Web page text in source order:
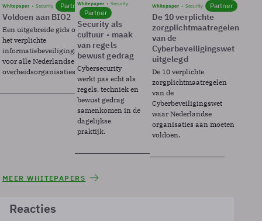
Whitepaper Security Partner
Voldoen aan BIO2
Een uitgebreide gids over BIO2,
het verplichte
informatiebeveiligingsframework
voor alle Nederlandse
overheidsorganisaties.
Whitepaper Security
Partner
Security als
cultuur - maak
van regels
bewust gedrag
Cybersecurity
werkt pas echt als
regels, techniek en
bewust gedrag
samenkomen in de
dagelijkse
praktijk.
Whitepaper Security Partner
De 10 verplichte
zorgplichtmaatregelen
van de
Cyberbeveiligingswet
uitgelegd
De 10 verplichte
zorgplichtmaatregelen
van de
Cyberbeveiligingswet
waar Nederlandse
organisaties aan moeten
voldoen.
MEER WHITEPAPERS
Reacties